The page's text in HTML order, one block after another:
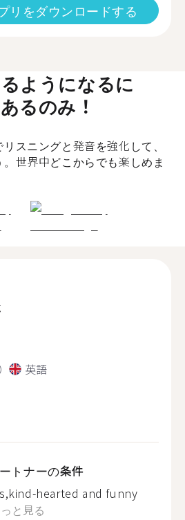
リをダウンロードする
ようになるに
るのみ！
スニングと発音を強化して、
世界中どこからでも楽しめま
英語
トナーの条件
hearted and funny
と見る